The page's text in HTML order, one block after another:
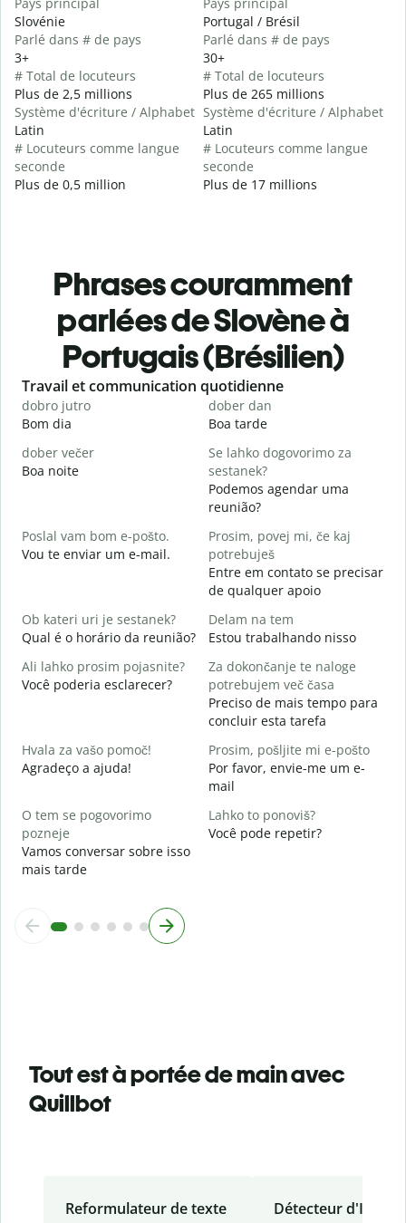
Slovénie
Parlé dans # de pays
3+
# Total de locuteurs
Plus de 2,5 millions
Système d'écriture / Alphabet
Latin
# Locuteurs comme langue
seconde
Plus de 0,5 million
Portugal / Brésil
Parlé dans # de pays
30+
# Total de locuteurs
Plus de 265 millions
Système d'écriture / Alphabet
Latin
# Locuteurs comme langue
seconde
Plus de 17 millions
Phrases couramment
parlées de Slovène à
Portugais (Brésilien)
Slide 1 of 6
Travail et communication quotidienne
dobro jutro
Bom dia
dober dan
Boa tarde
dober večer
Boa noite
Se lahko dogovorimo za
sestanek?
Podemos agendar uma
reunião?
Poslal vam bom e-pošto.
Vou te enviar um e-mail.
Prosim, povej mi, če kaj
potrebuješ
Entre em contato se precisar
de qualquer apoio
Ob kateri uri je sestanek?
Qual é o horário da reunião?
Delam na tem
Estou trabalhando nisso
Ali lahko prosim pojasnite?
Você poderia esclarecer?
Za dokončanje te naloge
potrebujem več časa
Preciso de mais tempo para
concluir esta tarefa
Hvala za vašo pomoč!
Agradeço a ajuda!
Prosim, pošljite mi e-pošto
Por favor, envie-me um e-
mail
O tem se pogovorimo
pozneje
Vamos conversar sobre isso
mais tarde
Lahko to ponoviš?
Você pode repetir?
Tout est à portée de main avec
Quillbot
Reformulateur de texte Détecteur d'IA